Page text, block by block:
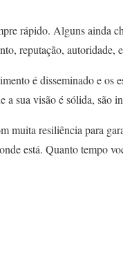
rápido. Alguns ainda
reputação, autoridade,
é disseminado e os
a sua visão é sólida, são
muita resiliência para
está. Quanto tempo